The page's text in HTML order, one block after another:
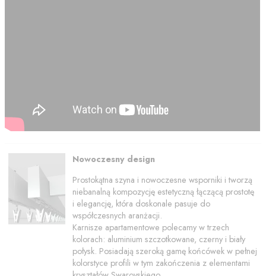
Nowoczesny design
Prostokątna szyna i nowoczesne wsporniki i tworzą
niebanalną kompozycję estetyczną łączącą prostotę
i elegancję, która doskonale pasuje do
współczesnych aranżacji.
Karnisze apartamentowe polecamy w trzech
kolorach: aluminium szczotkowane, czerny i biały
połysk. Posiadają szeroką gamę końcówek w pełnej
kolorstyce profili w tym zakończenia z elementami